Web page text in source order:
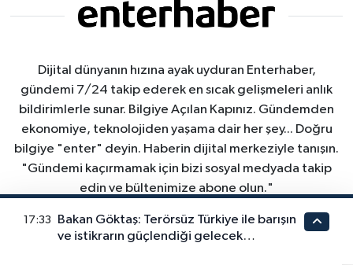
Dijital dünyanın hızına ayak uyduran Enterhaber,
gündemi 7/24 takip ederek en sıcak gelişmeleri anlık
bildirimlerle sunar. Bilgiye Açılan Kapınız. Gündemden
ekonomiye, teknolojiden yaşama dair her şey... Doğru
bilgiye "enter" deyin. Haberin dijital merkeziyle tanışın.
"Gündemi kaçırmamak için bizi sosyal medyada takip
edin ve bültenimize abone olun."
17:33
Bakan Göktaş: Terörsüz Türkiye ile barışın
ve istikrarın güçlendiği gelecek